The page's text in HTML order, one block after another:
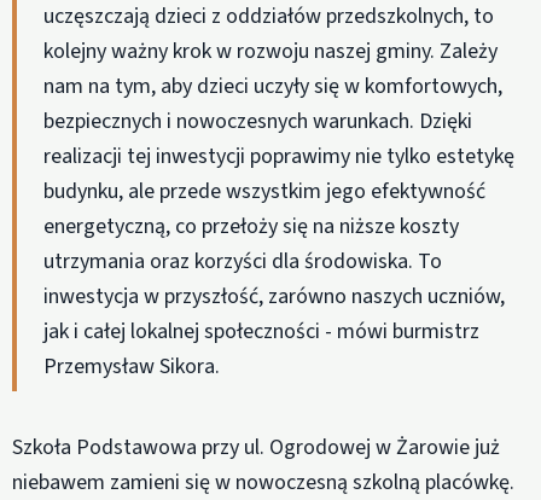
uczęszczają dzieci z oddziałów przedszkolnych, to
kolejny ważny krok w rozwoju naszej gminy. Zależy
nam na tym, aby dzieci uczyły się w komfortowych,
bezpiecznych i nowoczesnych warunkach. Dzięki
realizacji tej inwestycji poprawimy nie tylko estetykę
budynku, ale przede wszystkim jego efektywność
energetyczną, co przełoży się na niższe koszty
utrzymania oraz korzyści dla środowiska. To
inwestycja w przyszłość, zarówno naszych uczniów,
jak i całej lokalnej społeczności - mówi burmistrz
Przemysław Sikora.
Szkoła Podstawowa przy ul. Ogrodowej w Żarowie już
niebawem zamieni się w nowoczesną szkolną placówkę.